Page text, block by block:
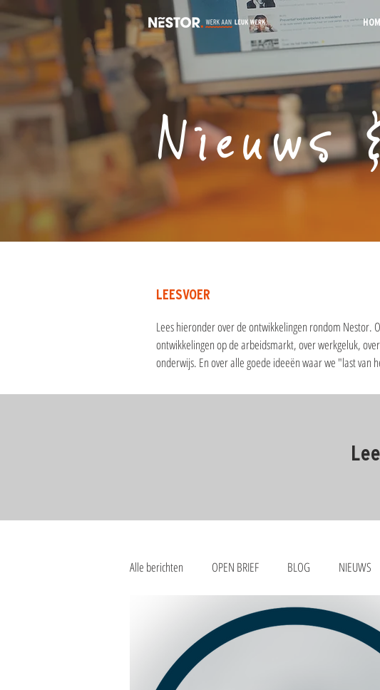
Nieuws
LEESVOER
Lees hieronder over de ontwikkelingen rondom Nestor.
ontwikkelingen op de arbeidsmarkt, over werkgeluk,
onderwijs. En over alle goede ideeën waar we "last van
Alle berichten OPEN BRIEF BLOG NIEUWS